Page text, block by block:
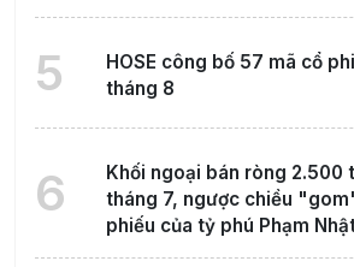
5
HOSE công bố 57 mã cổ
tháng 8
6
Khối ngoại bán ròng 2.500
tháng 7, ngược chiều
phiếu của tỷ phú Phạm